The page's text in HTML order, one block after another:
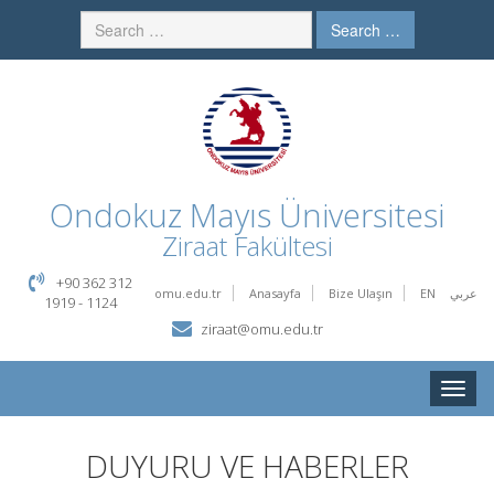
Search …
Ondokuz Mayıs Üniversitesi
Ziraat Fakültesi
omu.edu.tr Anasayfa Bize Ulaşın EN عربي
+90 362 312
1919 - 1124
ziraat@omu.edu.tr
Toggle
DUYURU VE HABERLER